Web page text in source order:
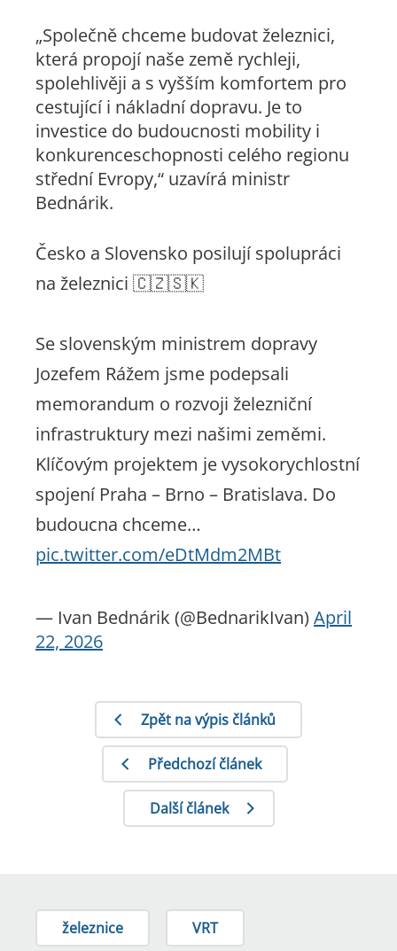
„Společně chceme budovat železnici,
která propojí naše země rychleji,
spolehlivěji a s vyšším komfortem pro
cestující i nákladní dopravu. Je to
investice do budoucnosti mobility i
konkurenceschopnosti celého regionu
střední Evropy,“ uzavírá ministr
Bednárik.
Česko a Slovensko posilují spolupráci
na železnici 🇨🇿🇸🇰
Se slovenským ministrem dopravy
Jozefem Rážem jsme podepsali
memorandum o rozvoji železniční
infrastruktury mezi našimi zeměmi.
Klíčovým projektem je vysokorychlostní
spojení Praha – Brno – Bratislava. Do
budoucna chceme…
pic.twitter.com/eDtMdm2MBt
— Ivan Bednárik (@BednarikIvan) April
22, 2026
Zpět na výpis článků
Předchozí článek
Další článek
železnice VRT